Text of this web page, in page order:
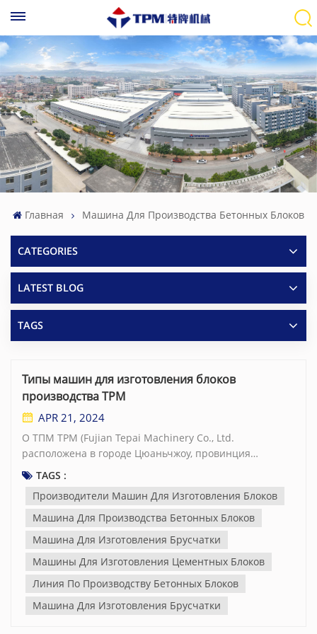
Главная Машина Для Производства Бетонных Блоков
CATEGORIES
LATEST BLOG
TAGS
Типы машин для изготовления блоков
производства TPM
APR 21, 2024
О ТПМ TPM (Fujian Tepai Machinery Co., Ltd.
расположена в городе Цюаньчжоу, провинция
Фуцзянь, Китай, на производственной площади
стандартам ISO9001 и ISO14001 по качеству и
экологическому менеджменту. Это одна из самых
изготовления блоков в Китае. В TPM работает группа
старших инженеров и техников с богатыми
теоретическими знаниями и практическим опытом
производства бетонных изделий. Целью TPM является
предоставление наиболее экономичных машин для
TAGS :
Производители Машин Для Изготовления Блоков
Машина Для Производства Бетонных Блоков
Машина Для Изготовления Брусчатки
Машины Для Изготовления Цементных Блоков
Линия По Производству Бетонных Блоков
Машина Для Изготовления Брусчатки